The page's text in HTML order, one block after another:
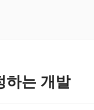
하는 개발